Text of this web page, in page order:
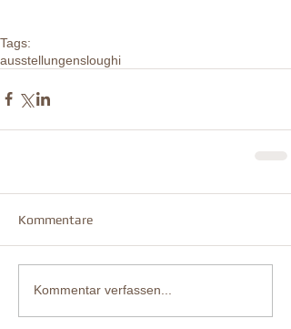
Tags:
ausstellungensloughi
Kommentare
Kommentar verfassen...